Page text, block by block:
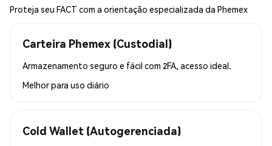
Proteja seu FACT com a orientação especializada da Phemex
Carteira Phemex (Custodial)
Armazenamento seguro e fácil com 2FA, acesso ideal.
Melhor para uso diário
Cold Wallet (Autogerenciada)